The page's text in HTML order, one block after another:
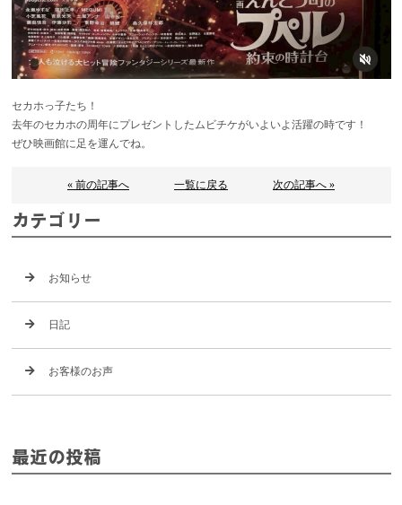
セカホっ子たち！
去年のセカホの周年にプレゼントしたムビチケがいよいよ活躍の時です！
ぜひ映画館に足を運んでね。
« 前の記事へ 一覧に戻る 次の記事へ »
カテゴリー
お知らせ
日記
お客様のお声
最近の投稿